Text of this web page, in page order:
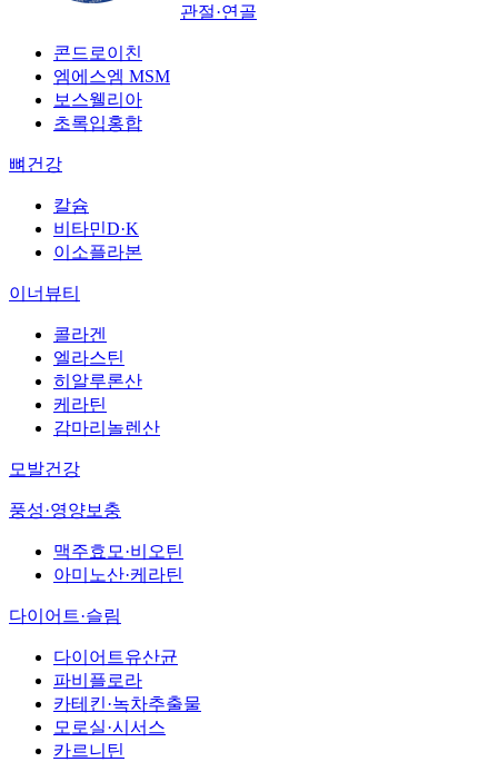
관절·연골
콘드로이친
엠에스엠 MSM
보스웰리아
초록입홍합
뼈건강
칼슘
비타민D·K
이소플라본
이너뷰티
콜라겐
엘라스틴
히알루론산
케라틴
감마리놀렌산
모발건강
풍성·영양보충
맥주효모·비오틴
아미노산·케라틴
다이어트·슬림
다이어트유산균
파비플로라
카테킨·녹차추출물
모로실·시서스
카르니틴